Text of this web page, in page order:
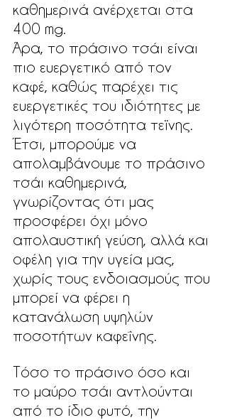
καθημερινά ανέρχεται στα
400 mg.
Άρα, το πράσινο τσάι είναι
πιο ευεργετικό από τον
καφέ, καθώς παρέχει τις
ευεργετικές του ιδιότητες με
λιγότερη ποσότητα τεϊνης.
Έτσι, μπορούμε να
απολαμβάνουμε το πράσινο
τσάι καθημερινά,
γνωρίζοντας ότι μας
προσφέρει όχι μόνο
απολαυστική γεύση, αλλά και
οφέλη για την υγεία μας,
χωρίς τους ενδοιασμούς που
μπορεί να φέρει η
κατανάλωση υψηλών
ποσοτήτων καφεΐνης.
Τόσο το πράσινο όσο και
το μαύρο τσάι αντλούνται
από το ίδιο φυτό, την